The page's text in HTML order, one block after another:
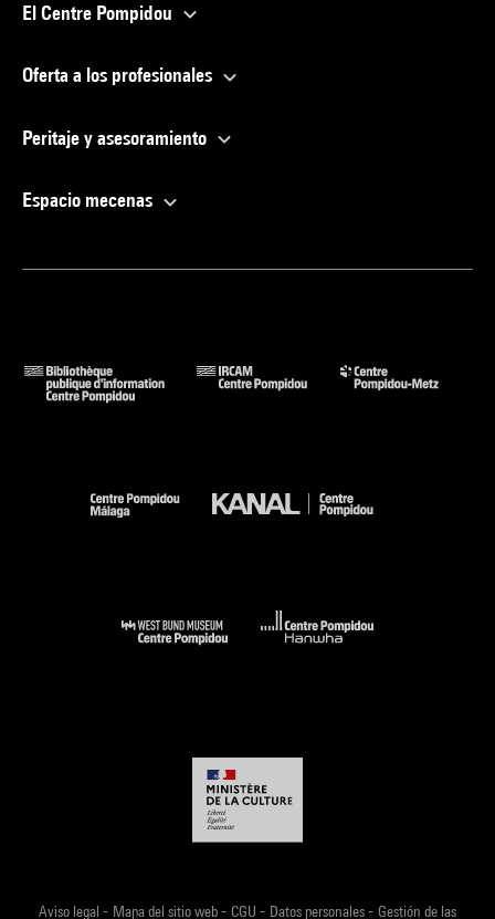
El Centre Pompidou
Oferta a los profesionales
Peritaje y asesoramiento
Espacio mecenas
Aviso legal - Mapa del sitio web- CGU - Datos personales- Gestión de las